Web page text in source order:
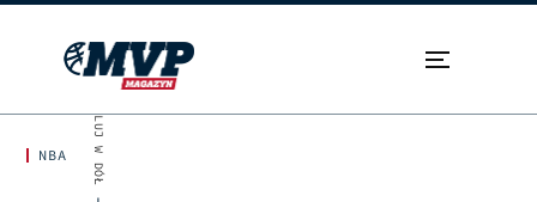
NBA SKROLUJ W DÓŁ